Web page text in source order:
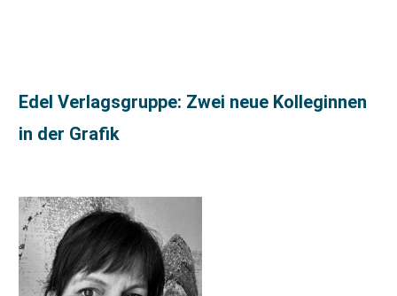
Edel Verlagsgruppe: Zwei neue Kolleginnen
in der Grafik